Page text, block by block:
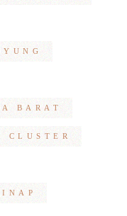
BARAT
CLUSTER
INAP